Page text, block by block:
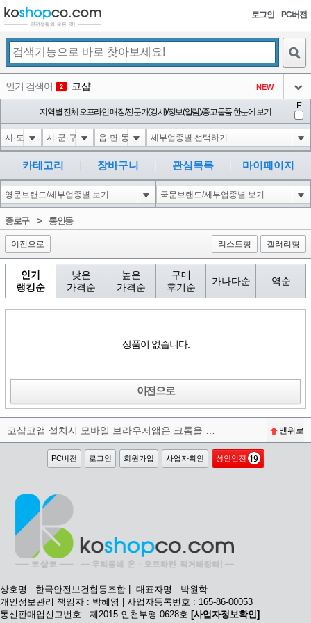
로그인 PC버전
인기 검색어 2 코샵 NEW
3 익스
아이콘
4 1'||DBMS_PIPE.RECEIVE_MESSAGE(CHR(98)||CHR(98)||CHR(98),15)||'
아이콘
5 1-1 waitfor delay '0:0:15' --
아이콘
1
6 1-1); waitfor delay '0:0:15' --
아이콘
1
1
지역별 전체 오프라인 매장/전문가(강사)/정보(알림)/중고물품 한눈에 보기
E
카테고리 장바구니 관심목록 마이페이지
종로구> 통인동
이전으로 리스트형 갤러리형
인기
랭킹순
낮은
가격순
높은
가격순
구매
후기순
가나다순 역순
상품이 없습니다.
이전으로
맨위로
PC버전 로그인 회원가입 사업자확인 성인안전
상호명 : 한국안전보건협동조합 | 대표자명 : 박원학
개인정보관리 책임자 : 박혜영 | 사업자등록번호 : 165-86-00053
통신판매업신고번호 : 제2015-인천부평-0628호 [사업자정보확인]